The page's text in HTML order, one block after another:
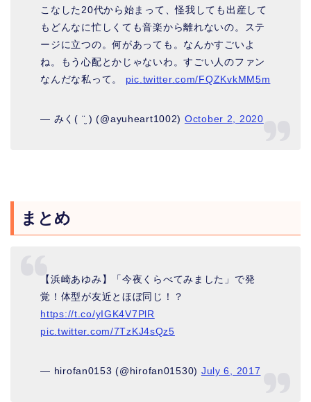
こなした20代から始まって、怪我しても出産して
もどんなに忙しくても音楽から離れないの。ステ
ージに立つの。何があっても。なんかすごいよ
ね。もう心配とかじゃないわ。すごい人のファン
なんだな私って。 pic.twitter.com/FQZKvkMM5m
— みく( ¨̮ ) (@ayuheart1002) October 2, 2020
まとめ
【浜崎あゆみ】「今夜くらべてみました」で発
覚！体型が友近とほぼ同じ！？
https://t.co/yIGK4V7PlR
pic.twitter.com/7TzKJ4sQz5
— hirofan0153 (@hirofan01530) July 6, 2017